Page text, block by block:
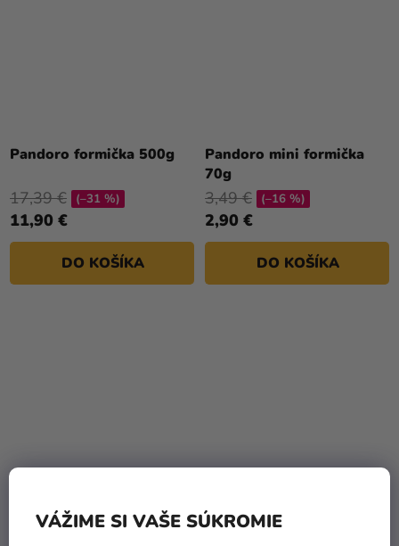
VÁŽIME SI VAŠE SÚKROMIE
Pandoro formička 500g
11,90 €
17,39 € (–31 %)
DO KOŠÍKA
Pandoro mini formička
70g
2,90 €
3,49 € (–16 %)
DO KOŠÍKA
Pandoro mini formičky 3
Papier na pečenie - hárky
20 ks 32 x 45 cm